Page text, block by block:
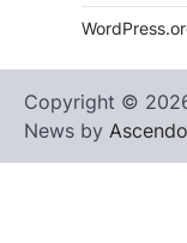
Copyright ©
News by